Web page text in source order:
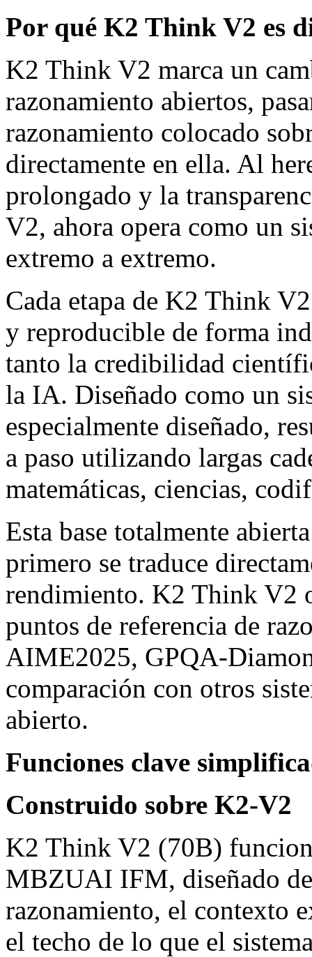
Por qué K2 Think V2 es
K2 Think V2 marca un
razonamiento abiertos,
razonamiento colocado
directamente en ella. Al
prolongado y la
V2, ahora opera como un
extremo a extremo.
Cada etapa de K2 Think
y reproducible de forma
tanto la credibilidad
la IA. Diseñado como un
especialmente diseñado,
a paso utilizando largas
matemáticas, ciencias,
Esta base totalmente
primero se traduce
rendimiento. K2 Think V2
puntos de referencia de
AIME2025, GPQA-
comparación con otros
abierto.
Funciones clave
Construido sobre K2-V2
K2 Think V2 (70B)
MBZUAI IFM, diseñado
razonamiento, el contexto
el techo de lo que el